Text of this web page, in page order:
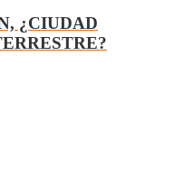
¿CIUDAD